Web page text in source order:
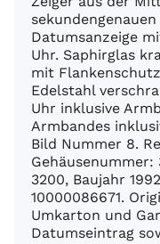
Datumsanzeige
Uhr. Saphirglas
mit
Edelstahl
Uhr inklusive
Armbandes
Bild Nummer 8.
Gehäusenummer:
3200, Baujahr
10000086671.
Umkarton und
Datumseintrag